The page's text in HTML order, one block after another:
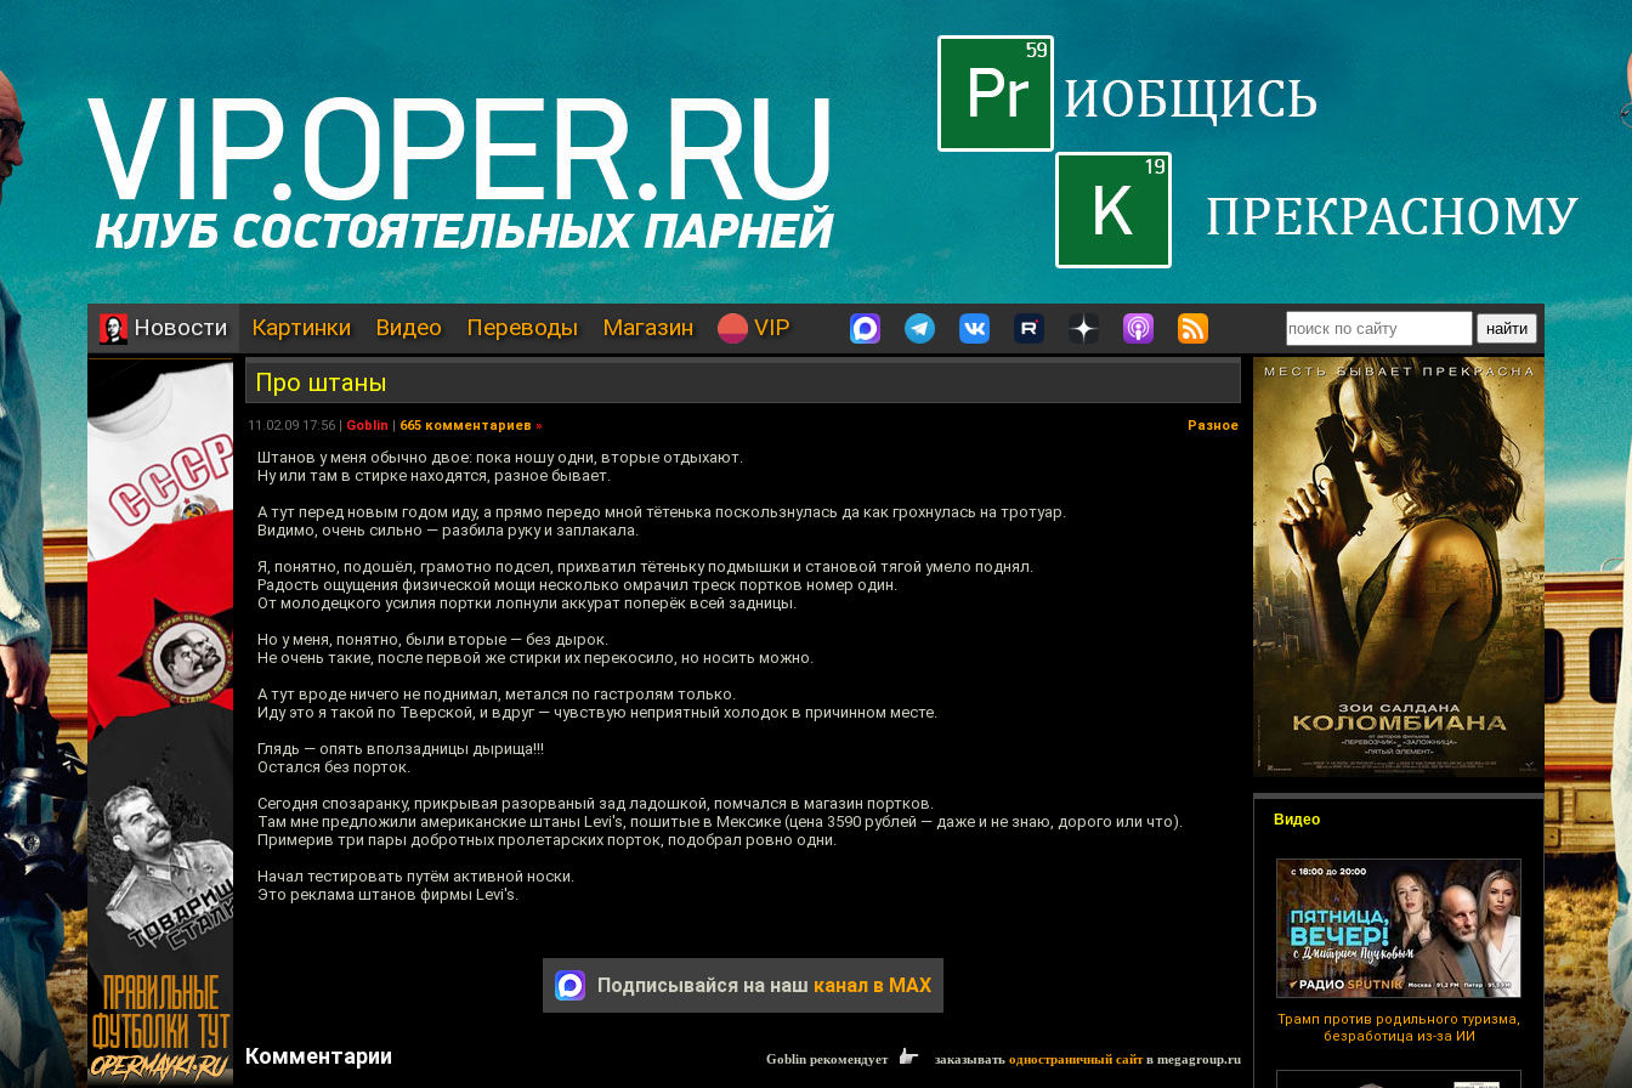
Новости Картинки Видео Переводы Магазин VIP
Видео
Трамп против родильного туризма,
безработица из-за ИИ
Про штаны
11.02.09 17:56 | Goblin | 665 комментариев » Разное
Штанов у меня обычно двое: пока ношу одни, вторые отдыхают.
Ну или там в стирке находятся, разное бывает.
А тут перед новым годом иду, а прямо передо мной тётенька поскользнулась да как грохнулась на тротуар.
Видимо, очень сильно — разбила руку и заплакала.
Я, понятно, подошёл, грамотно подсел, прихватил тётеньку подмышки и становой тягой умело поднял.
Радость ощущения физической мощи несколько омрачил треск портков номер один.
От молодецкого усилия портки лопнули аккурат поперёк всей задницы.
Но у меня, понятно, были вторые — без дырок.
Не очень такие, после первой же стирки их перекосило, но носить можно.
А тут вроде ничего не поднимал, метался по гастролям только.
Иду это я такой по Тверской, и вдруг — чувствую неприятный холодок в причинном месте.
Глядь — опять вползадницы дырища!!!
Остался без порток.
Сегодня спозаранку, прикрывая разорваный зад ладошкой, помчался в магазин портков.
Там мне предложили американские штаны Levi's, пошитые в Мексике (цена 3590 рублей — даже и не знаю, дорого или что).
Примерив три пары добротных пролетарских порток, подобрал ровно одни.
Начал тестировать путём активной носки.
Это реклама штанов фирмы Levi's.
Подписывайся на наш канал в MAX
Комментарии Goblin рекомендует заказывать одностраничный сайтв megagroup.ru